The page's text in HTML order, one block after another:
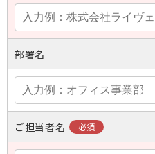
部署名
ご担当者名